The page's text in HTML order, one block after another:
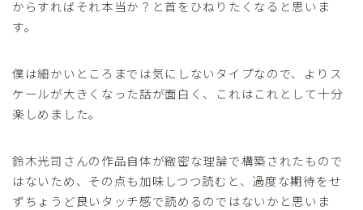
からすればそれ本当か？と首をひねりたくなると思いま
す。
僕は細かいところまでは気にしないタイプなので、よりス
ケールが大きくなった話が面白く、これはこれとして十分
楽しめました。
鈴木光司さんの作品自体が緻密な理論で構築されたもので
はないため、その点も加味しつつ読むと、過度な期待をせ
ずちょうど良いタッチ感で読めるのではないかと思いま